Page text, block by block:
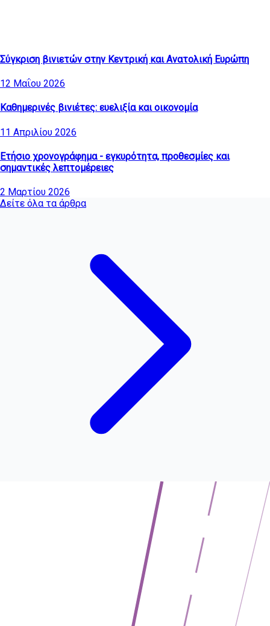
Σύγκριση βινιετών στην Κεντρική και Ανατολική Ευρώπη
12 Μαΐου 2026
Καθημερινές βινιέτες: ευελιξία και οικονομία
11 Απριλίου 2026
Ετήσιο χρονογράφημα - εγκυρότητα, προθεσμίες και
σημαντικές λεπτομέρειες
2 Μαρτίου 2026
Δείτε όλα τα άρθρα